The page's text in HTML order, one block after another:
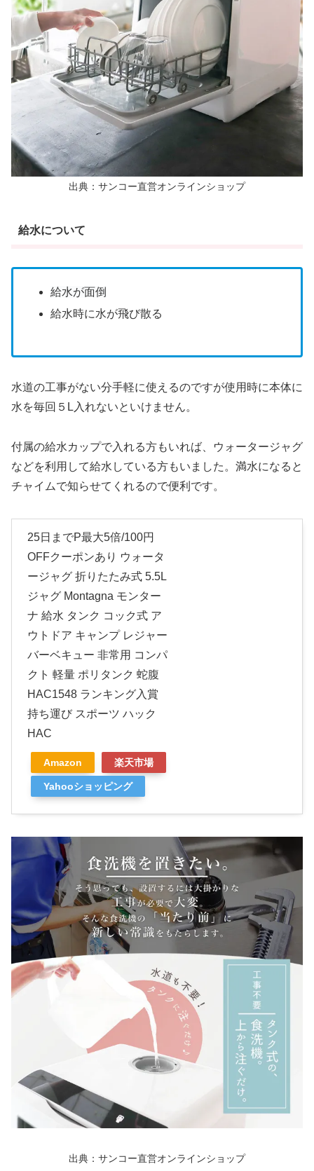
出典：サンコー直営オンラインショップ
給水について
給水が面倒
給水時に水が飛び散る
水道の工事がない分手軽に使えるのですが使用時に本体に
水を毎回５L入れないといけません。
付属の給水カップで入れる方もいれば、ウォータージャグ
などを利用して給水している方もいました。満水になると
チャイムで知らせてくれるので便利です。
25日までP最大5倍/100円
OFFクーポンあり ウォータ
ージャグ 折りたたみ式 5.5L
ジャグ Montagna モンター
ナ 給水 タンク コック式 ア
ウトドア キャンプ レジャー
バーベキュー 非常用 コンパ
クト 軽量 ポリタンク 蛇腹
HAC1548 ランキング入賞
持ち運び スポーツ ハック
HAC
Amazon 楽天市場
Yahooショッピング
出典：サンコー直営オンラインショップ